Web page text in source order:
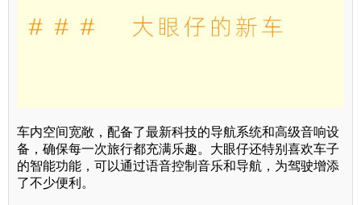
车内空间宽敞，配备了最新科技的导航系统和高级音响设
备，确保每一次旅行都充满乐趣。大眼仔还特别喜欢车子
的智能功能，可以通过语音控制音乐和导航，为驾驶增添
了不少便利。